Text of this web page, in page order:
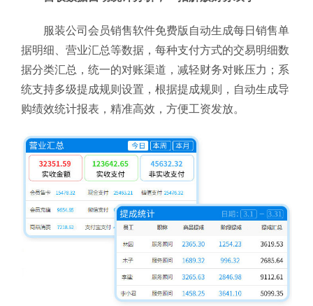
服装公司会员销售软件免费版自动生成每日销售单
据明细、营业汇总等数据，每种支付方式的交易明细数
据分类汇总，统一的对账渠道，减轻财务对账压力；系
统支持多级提成规则设置，根据提成规则，自动生成导
购绩效统计报表，精准高效，方便工资发放。